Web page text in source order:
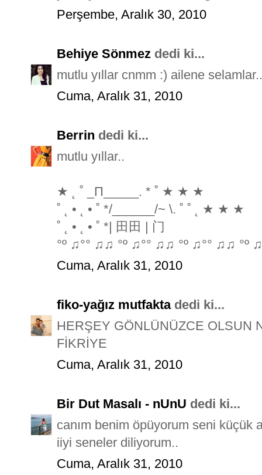
Perşembe, Aralık 30, 2010
Behiye Sönmez dedi ki...
mutlu yıllar cnmm :) ailene
Cuma, Aralık 31, 2010
Berrin dedi ki...
mutlu yıllar..
★ ˛ ˚ _Π_____. * ˚ ★ ★ ★
˚ ˛ • ˛ • ˚ */______/~ \. ˚ ˚ ˛ ★ ★ ★
˚ ˛ • ˛ • ˚ *| 田田 | 门
°º ♫°° ♫♫ °º ♫°° ♫♫ °º ♫°° ♫♫ °º
Cuma, Aralık 31, 2010
fiko-yağız mutfaktadedi ki...
HERŞEY GÖNLÜNÜZCE OLSUN
FİKRİYE
Cuma, Aralık 31, 2010
Bir Dut Masalı - nUnU dedi ki...
canım benim öpüyorum seni küçük
iiyi seneler diliyorum..
Cuma, Aralık 31, 2010